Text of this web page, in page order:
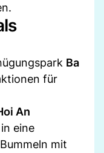
Ba
für
An
eine
mit